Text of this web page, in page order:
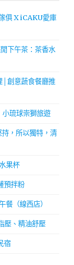
俱 X iCAKU愛庫
下午茶：茶香水
│創意蔬食餐廳推
琉球崇獅旅遊
，所以獨特，清
果杯
預拌粉
（線西店）
壓、精油舒壓
宿